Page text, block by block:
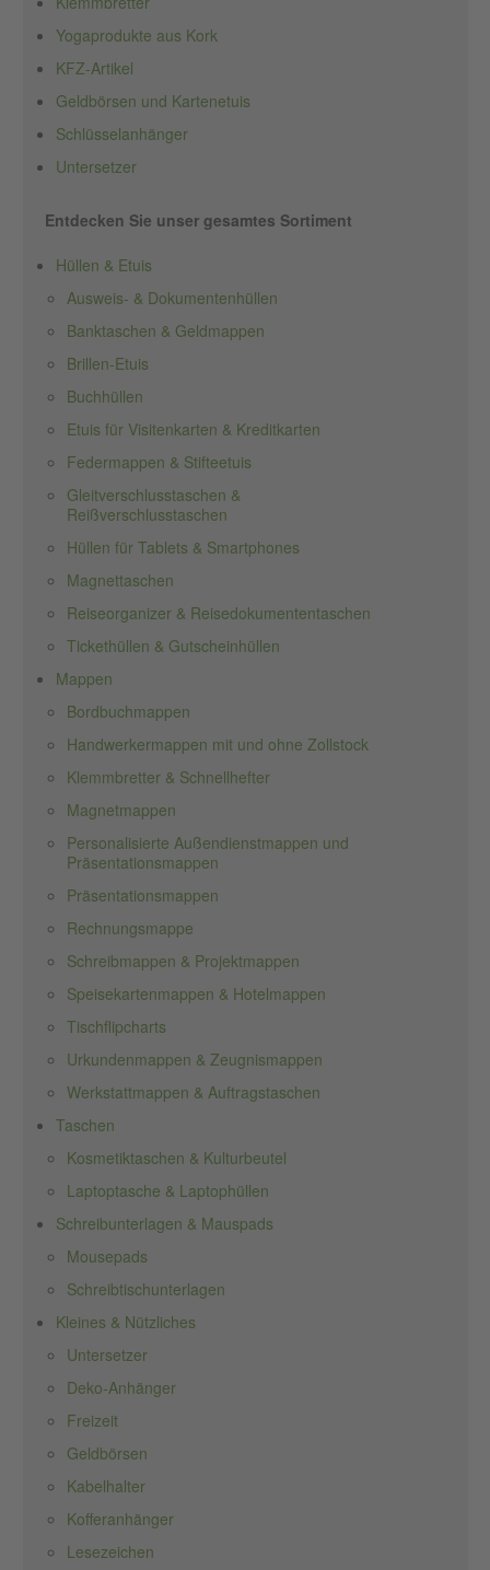
Yogaprodukte aus Kork
KFZ-Artikel
Geldbörsen und Kartenetuis
Schlüsselanhänger
Untersetzer
Entdecken Sie unser gesamtes Sortiment
Hüllen & Etuis
Ausweis- & Dokumentenhüllen
Banktaschen & Geldmappen
Brillen-Etuis
Buchhüllen
Etuis für Visitenkarten & Kreditkarten
Federmappen & Stifteetuis
Gleitverschlusstaschen &
Reißverschlusstaschen
Hüllen für Tablets & Smartphones
Magnettaschen
Reiseorganizer & Reisedokumententaschen
Tickethüllen & Gutscheinhüllen
Mappen
Bordbuchmappen
Handwerkermappen mit und ohne Zollstock
Klemmbretter & Schnellhefter
Magnetmappen
Personalisierte Außendienstmappen und
Präsentationsmappen
Präsentationsmappen
Rechnungsmappe
Schreibmappen & Projektmappen
Speisekartenmappen & Hotelmappen
Tischflipcharts
Urkundenmappen & Zeugnismappen
Werkstattmappen & Auftragstaschen
Taschen
Kosmetiktaschen & Kulturbeutel
Laptoptasche & Laptophüllen
Schreibunterlagen & Mauspads
Mousepads
Schreibtischunterlagen
Kleines & Nützliches
Untersetzer
Deko-Anhänger
Freizeit
Geldbörsen
Kabelhalter
Kofferanhänger
Lesezeichen